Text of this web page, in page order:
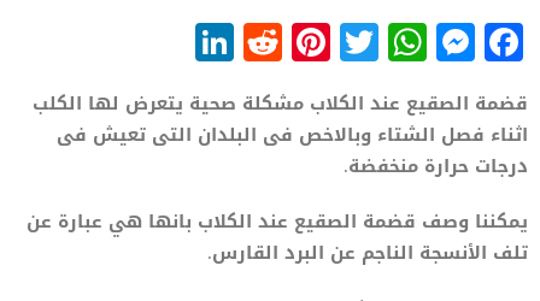
Facebook
Messenger
WhatsApp
Twitter
Pinterest
Reddit
قضمة الصقيع عند الكلاب مشكلة صحية يتعرض لها الكلب
اثناء فصل الشتاء وبالاخص فى البلدان التى تعيش فى
درجات حرارة منخفضة.
يمكننا وصف قضمة الصقيع عند الكلاب بانها هي عبارة عن
تلف الأنسجة الناجم عن البرد القارس.